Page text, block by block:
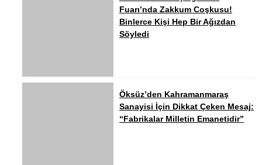
Fuarı’nda Zakkum Coşkusu!
Binlerce Kişi Hep Bir Ağızdan
Söyledi
Öksüz’den Kahramanmaraş
Sanayisi İçin Dikkat Çeken Mesaj:
“Fabrikalar Milletin Emanetidir”